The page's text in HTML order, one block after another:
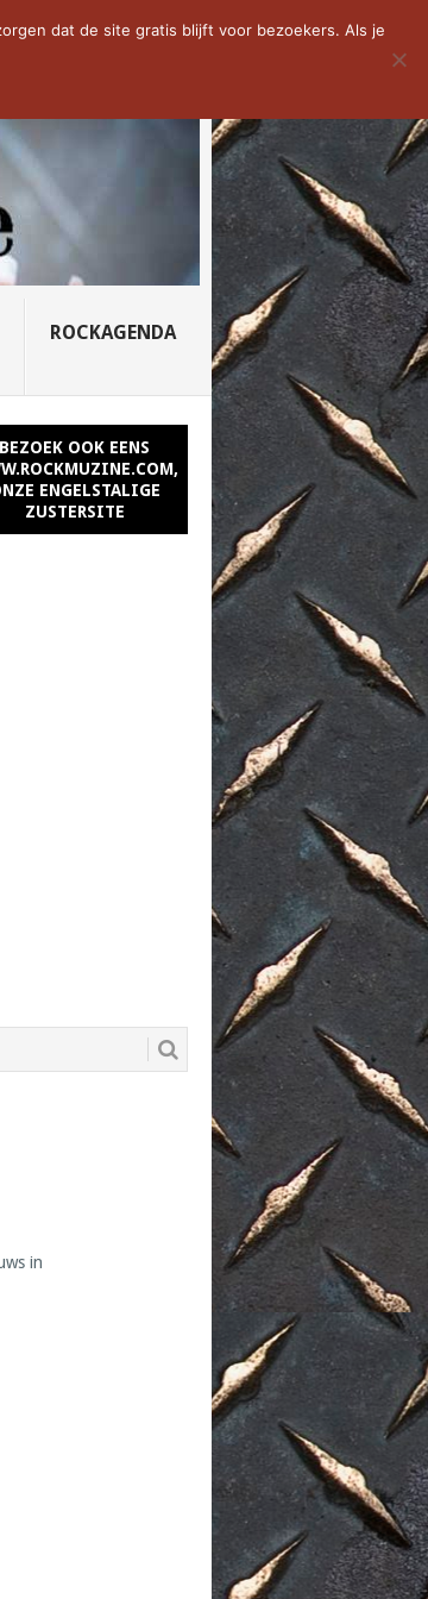
SLEEPING...
ROCKAGENDA
BEZOEK OOK EENS
ENGELSTALIGE
ZUSTERSITE
in
dat de site gratis blijft voor bezoekers. Als je